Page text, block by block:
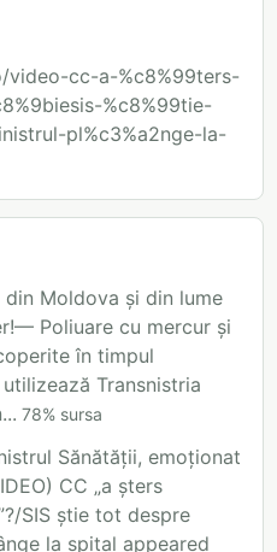
video-cc-a-%c8%99ters-
%c8%99tie-
pl%c3%a2nge-la-
Moldova și din lume
Poliuare cu mercur și
în timpul
Transnistria
78% sursa
Sănătății, emoționat
CC „a șters
SIS știe tot despre
la spital appeared